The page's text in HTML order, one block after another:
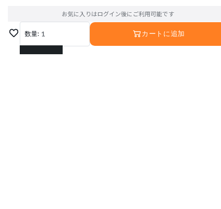
お気に入りはログイン後にご利用可能です
数量: 1
1
カートに追加